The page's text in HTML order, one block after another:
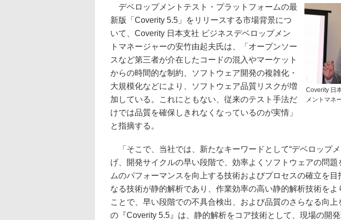
Coverity 日
メントマネ
デベロップメントテスト・プラットフォームの最
新版「Coverity 5.5」をリリースする市場背景につ
いて、Coverity 日本支社 ビジネスデベロップメン
トマネージャーの安竹由起夫氏は、「オープンソー
スなど第三者が介在したコードの混入やマーケット
からの時間的な制約、ソフトウェア開発の複雑化・
大規模化などにより、ソフトウェア品質リスクが増
加している。これにともない、従来のテスト手法だ
けでは品質を確保しきれなくなっているのが実情」
と指摘する。
「そこで、当社では、新たなキーワードとして“デベロップメ
げ、開発サイクルの早い段階で、効率よくソフトウェアの問題
ムのパフォーマンスを向上する技術およびプロセスの確立を目
なる技術が静的解析であり、作業効率の高い静的解析技術をよ
ことで、早い段階での不具合検出、および品質のさらなる向上
の『Coverity 5.5』は、静的解析をコア技術として、現場の開